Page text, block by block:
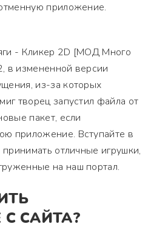
приложение.
- Кликер 2D [МОД Много
в измененной версии
из-за которых
творец запустил файла от
пакет, если
приложение. Вступайте в
отличные игрушки,
на наш портал.
САЙТА?